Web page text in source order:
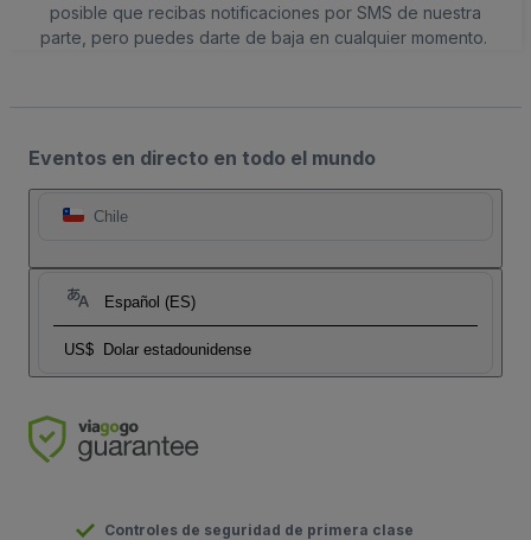
posible que recibas notificaciones por SMS de nuestra
parte, pero puedes darte de baja en cualquier momento.
Eventos en directo en todo el mundo
Chile
Español (ES)
US$ Dolar estadounidense
Controles de seguridad de primera clase